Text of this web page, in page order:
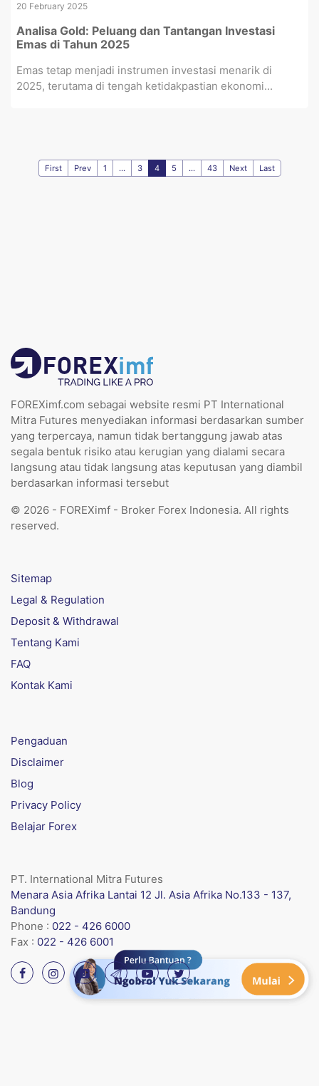
20 February 2025
Analisa Gold: Peluang dan Tantangan Investasi
Emas di Tahun 2025
Emas tetap menjadi instrumen investasi menarik di
2025, terutama di tengah ketidakpastian ekonomi...
First Prev 1 ... 3 4 5 ... 43 Next Last
FOREXimf.com sebagai website resmi PT International
Mitra Futures menyediakan informasi berdasarkan sumber
yang terpercaya, namun tidak bertanggung jawab atas
segala bentuk risiko atau kerugian yang dialami secara
langsung atau tidak langsung atas keputusan yang diambil
berdasarkan informasi tersebut
© 2026 - FOREXimf - Broker Forex Indonesia. All rights
reserved.
Sitemap
Legal & Regulation
Deposit & Withdrawal
Tentang Kami
FAQ
Kontak Kami
Pengaduan
Disclaimer
Blog
Privacy Policy
Belajar Forex
PT. International Mitra Futures
Menara Asia Afrika Lantai 12 Jl. Asia Afrika No.133 - 137,
Bandung
Phone : 022 - 426 6000
Fax : 022 - 426 6001